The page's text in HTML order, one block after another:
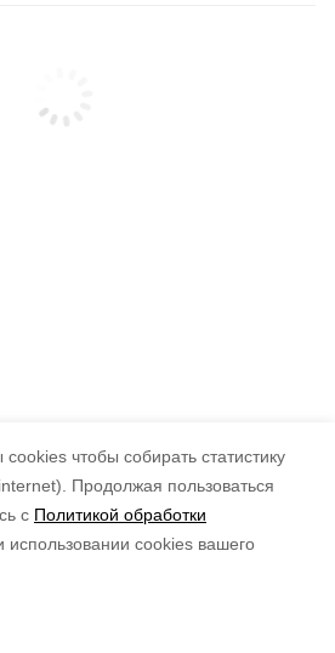
чтобы собирать статистику
Продолжая пользоваться
с Политикой обработки
использовании cookies вашего